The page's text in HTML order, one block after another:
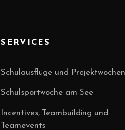
SERVICES
Schulausflüge und Projektwochen
Schulsportwoche am See
Incentives, Teambuilding und
Teamevents